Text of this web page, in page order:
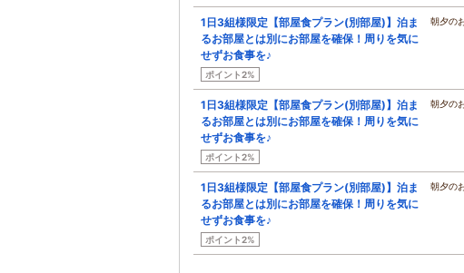
1日3組様限定【部屋食プラン(別部屋)】泊ま
るお部屋とは別にお部屋を確保！周りを気に
せずお食事を♪
ポイント2%
朝夕の
1日3組様限定【部屋食プラン(別部屋)】泊ま
るお部屋とは別にお部屋を確保！周りを気に
せずお食事を♪
ポイント2%
朝夕の
1日3組様限定【部屋食プラン(別部屋)】泊ま
るお部屋とは別にお部屋を確保！周りを気に
せずお食事を♪
ポイント2%
朝夕の